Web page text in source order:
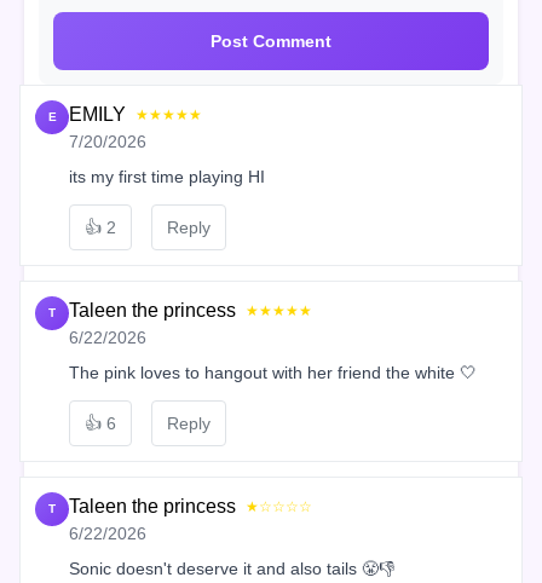
Post Comment
E EMILY ★★★★★
7/20/2026
its my first time playing HI
👍 2 Reply
T Taleen the princess ★★★★★
6/22/2026
The pink loves to hangout with her friend the white 🤍
👍 6 Reply
T Taleen the princess ★☆☆☆☆
6/22/2026
Sonic doesn't deserve it and also tails 😤👎